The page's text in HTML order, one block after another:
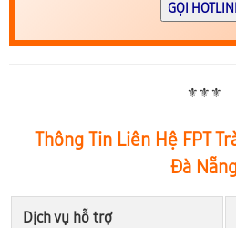
GỌI
⚜️⚜️⚜️
Thông Tin Liên Hệ FPT
Đà
Dịch vụ hỗ trợ